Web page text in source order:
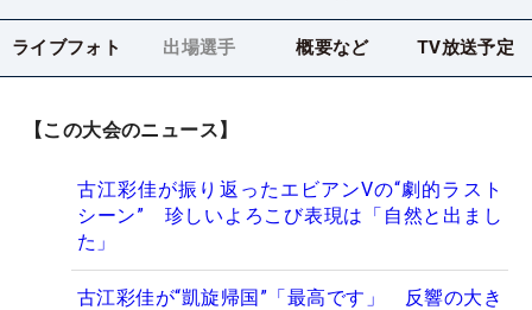
ライブフォト 出場選手 概要など TV放送予定
【この大会のニュース】
古江彩佳が振り返ったエビアンVの“劇的ラスト
シーン” 珍しいよろこび表現は「自然と出まし
た」
古江彩佳が“凱旋帰国”「最高です」 反響の大き